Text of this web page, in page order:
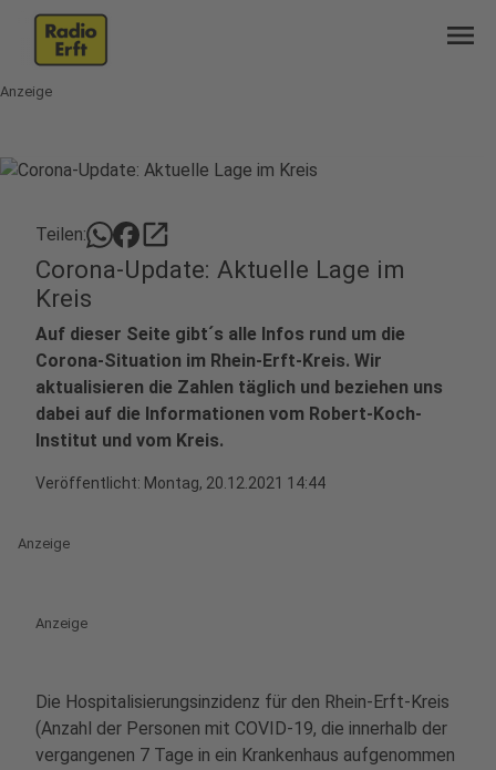
menu
Anzeige
Teilen: open_in_new
Corona-Update: Aktuelle Lage im
Kreis
Auf dieser Seite gibt´s alle Infos rund um die
Corona-Situation im Rhein-Erft-Kreis. Wir
aktualisieren die Zahlen täglich und beziehen uns
dabei auf die Informationen vom Robert-Koch-
Institut und vom Kreis.
Veröffentlicht: Montag, 20.12.2021 14:44
Anzeige
Anzeige
Die Hospitalisierungsinzidenz für den Rhein-Erft-Kreis
(Anzahl der Personen mit COVID-19, die innerhalb der
vergangenen 7 Tage in ein Krankenhaus aufgenommen